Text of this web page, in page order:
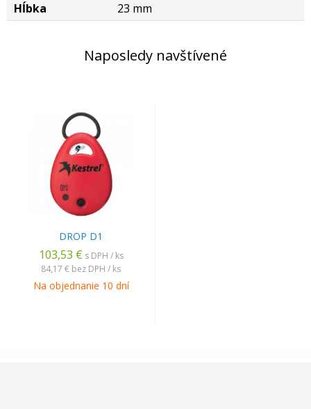
Hĺbka
23 mm
Naposledy navštívené
DROP D1
103,53 € s DPH / ks
84,17 € bez DPH / ks
Na objednanie 10 dní